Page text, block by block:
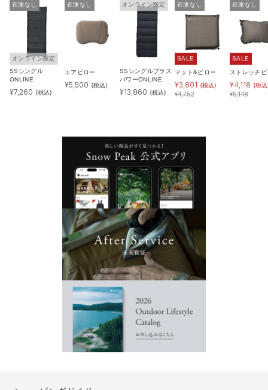
在庫なし
オンライン限定
SSシングル
ONLINE
¥7,260 (税込)
在庫なし
エアピロー
¥5,500 (税込)
オンライン限定
SSシングルプラス
パワーONLINE
¥13,860 (税込)
在庫なし
SALE
マット&ピロー
¥3,801 (税込)
¥4,752
在庫なし
SALE
ストレッチピ
¥4,118 (税
¥5,148